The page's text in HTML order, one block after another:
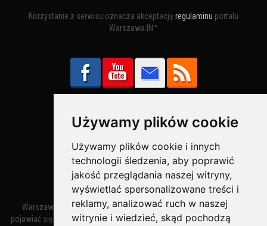
Używamy plików cookie
Używamy plików cookie i innych
technologii śledzenia, aby poprawić
jakość przeglądania naszej witryny,
wyświetlać spersonalizowane treści i
reklamy, analizować ruch w naszej
witrynie i wiedzieć, skąd pochodzą
Korzystanie z serwisu oznacza akceptację regulaminu portalu
Warszawa.IN™
Bezpieczne Płatności obsługuje:
Warszawa – miasto stołeczne Warszawa. Nazwa miasta zaczęła
pojawiać się w dokumentach w XIV wieku jako Warszewa, a od XV wieku